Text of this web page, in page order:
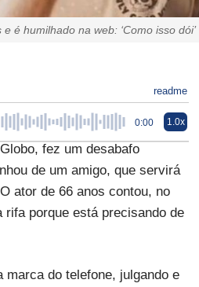
é humilhado na web: ‘Como isso dói’
readme
0:00 1.0x
fez um desabafo
de um amigo, que servirá
ator de 66 anos contou, no
porque está precisando de
marca do telefone, julgando e